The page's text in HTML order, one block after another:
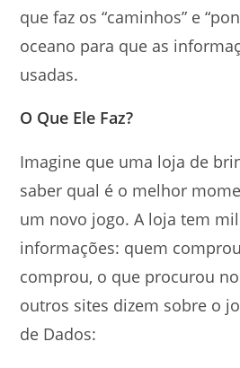
que faz os “caminhos” e
oceano para que as
usadas.
O Que Ele Faz?
Imagine que uma loja de
saber qual é o melhor
um novo jogo. A loja tem
informações: quem
comprou, o que procurou
outros sites dizem sobre o
de Dados: